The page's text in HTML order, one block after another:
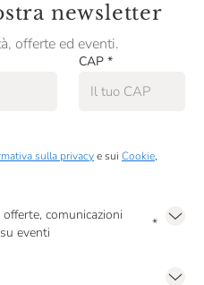
newsletter
offerte ed eventi.
CAP *
sulla privacye sui Cookie,
comunicazioni
eventi
*